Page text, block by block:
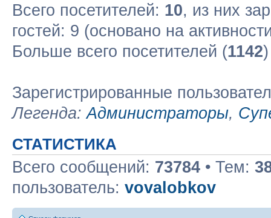
Всего посетителей: 10, из них
гостей: 9 (основано на
Больше всего посетителей (1142
Зарегистрированные
Легенда:Администраторы,
СТАТИСТИКА
Всего сообщений: 73784 • Тем:
пользователь: vovalobkov